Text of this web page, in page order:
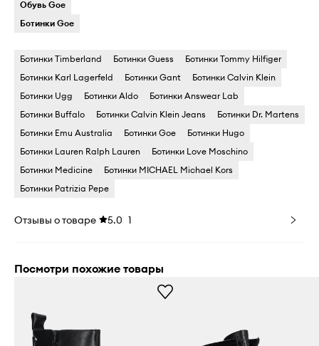
Обувь Goe
Ботинки Goe
Ботинки Timberland Ботинки Guess
Ботинки Tommy Hilfiger
Ботинки Karl Lagerfeld
Ботинки Gant
Ботинки Calvin Klein
Ботинки Ugg
Ботинки Aldo
Ботинки Answear Lab
Ботинки Buffalo
Ботинки Calvin Klein Jeans
Ботинки Dr. Martens
Ботинки Emu Australia
Ботинки Goe
Ботинки Hugo
Ботинки Lauren Ralph Lauren
Ботинки Love Moschino
Ботинки Medicine
Ботинки MICHAEL Michael Kors
Ботинки Patrizia Pepe
Отзывы о товаре 5.0 1
Посмотри похожие товары